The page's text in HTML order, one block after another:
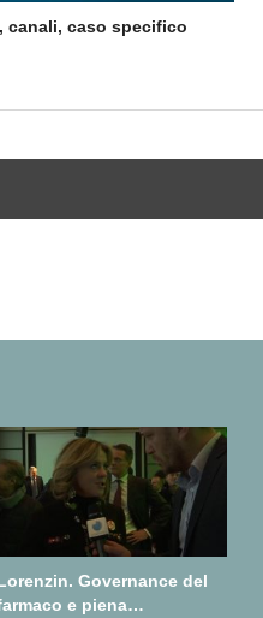
canali, caso specifico
Governance del
e piena